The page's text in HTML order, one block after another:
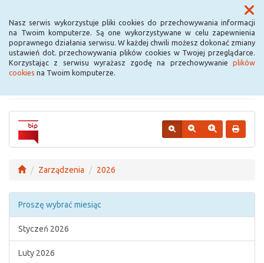
Nasz serwis wykorzystuje pliki cookies do przechowywania informacji
na Twoim komputerze. Są one wykorzystywane w celu zapewnienia
poprawnego działania serwisu. W każdej chwili możesz dokonać zmiany
ustawień dot. przechowywania plików cookies w Twojej przeglądarce.
Korzystając z serwisu wyrażasz zgodę na przechowywanie plików
cookies na Twoim komputerze.
Menu
Urząd Miejski w
Krośniewicach
Zarządzenia 2026
Proszę wybrać miesiąc
Styczeń 2026
Luty 2026